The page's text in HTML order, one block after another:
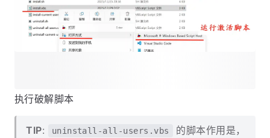
执行破解脚本
TIP: uninstall-all-users.vbs
的脚本作用是，